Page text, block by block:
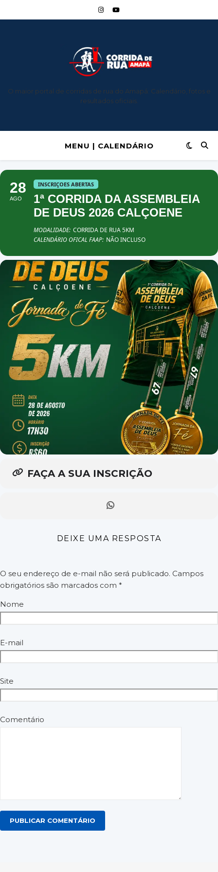
O maior portal de corridas de rua do Amapá: Calendário, fotos e
resultados oficiais.
MENU | CALENDÁRIO
28
AGO
INSCRIÇOES ABERTAS
1ª CORRIDA DA ASSEMBLEIA
DE DEUS 2026 CALÇOENE
MODALIDADE: CORRIDA DE RUA 5KM
CALENDÁRIO OFICAL FAAP: NÃO INCLUSO
FAÇA A SUA INSCRIÇÃO
DEIXE UMA RESPOSTA
O seu endereço de e-mail não será publicado. Campos
obrigatórios são marcados com *
Nome
E-mail
Site
Comentário